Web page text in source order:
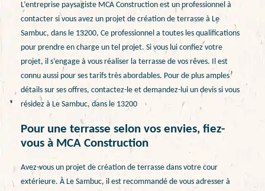
L’entreprise paysagiste MCA Construction est un professionnel à
contacter si vous avez un projet de création de terrasse à Le
Sambuc, dans le 13200, Ce professionnel a toutes les qualifications
pour prendre en charge un tel projet. Si vous lui confiez votre
projet, il s’engage à vous réaliser la terrasse de vos rêves. Il est
connu aussi pour ses tarifs très abordables. Pour de plus amples
détails sur ses offres, contactez-le et demandez-lui un devis si vous
résidez à Le Sambuc, dans le 13200
Pour une terrasse selon vos envies, fiez-
vous à MCA Construction
Avez-vous un projet de création de terrasse dans votre cour
extérieure. À Le Sambuc, il est recommandé de vous adresser à